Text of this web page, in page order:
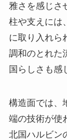
雅さを感じさ
柱や支えには
に取り入れら
調和のとれた
国らしさも感
構造面では、
端の技術が使
北国ハルビン